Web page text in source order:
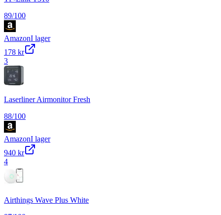
89/100
AmazonI lager
178 kr
3
Laserliner Airmonitor Fresh
88/100
AmazonI lager
940 kr
4
Airthings Wave Plus White